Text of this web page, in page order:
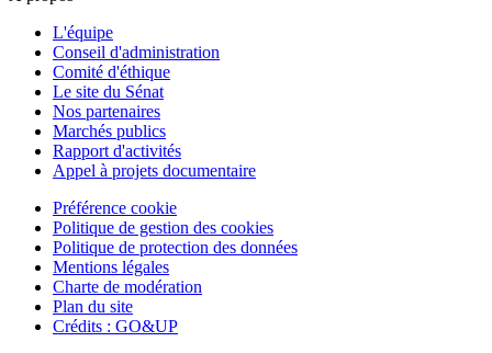
L'équipe
Conseil d'administration
Comité d'éthique
Le site du Sénat
Nos partenaires
Marchés publics
Rapport d'activités
Appel à projets documentaire
Préférence cookie
Politique de gestion des cookies
Politique de protection des données
Mentions légales
Charte de modération
Plan du site
Crédits : GO&UP